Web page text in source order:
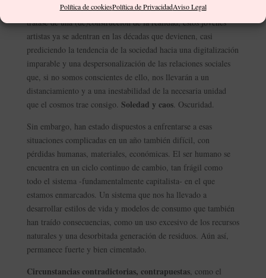
Política de cookiesPolítica de PrivacidadAviso Legal
algún otro momento pertenecieron a otro ser. Y como si se
tratase de una (de)construcción de la realidad, estos jóvenes
artistas ya se adentran en las décadas que devienen, casi
prediciendo la tendencia de la sociedad hacia una digitalización
imparable y una despersonalización de las relaciones sociales
que, si no somos conscientes de ello, nos llevarán a un
distanciamiento y a una inestabilidad de la necesaria unidad
que el cosmos trae consigo. Soledad y caos. Oscuridad.
Sin embargo, han estado dispuestos a enfrentarse a esas
situaciones complicadas en un año también difícil, con
pérdidas humanas, materiales, económicas. El ser humano se
encuentra en un ciclo continuo de cambio, tan frágil como
todo el sistema -fundamentalmente capitalista- en el que
estamos enmarcados. Un sistema que nos ha llevado a
desarrollar estilos de vida y modelos de consumo que también
han traído consecuencias, como un uso excesivo de los recursos
naturales y una desorbitada generación de residuos. Aún así,
permanece fuerte y bien cimentado.
Circunstancias contradictorias, contrapuestas, como el